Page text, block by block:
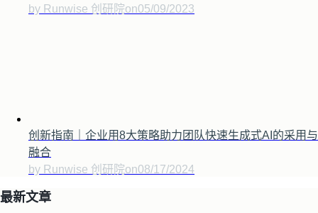
by Runwise 创研院on05/09/2023
创新指南｜企业用8大策略助力团队快速生成式AI的采用与
融合
by Runwise 创研院on08/17/2024
最新文章